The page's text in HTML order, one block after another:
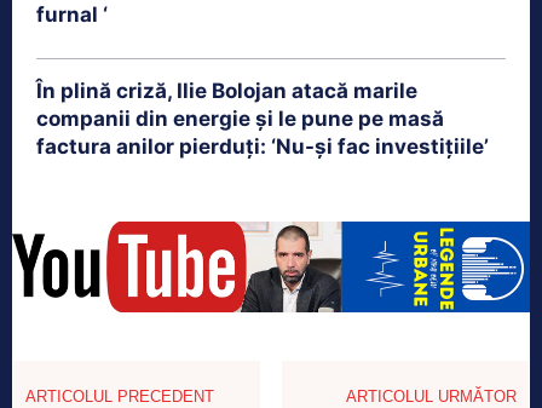
furnal ‘
În plină criză, Ilie Bolojan atacă marile
companii din energie și le pune pe masă
factura anilor pierduți: ‘Nu-și fac investițiile’
ARTICOLUL PRECEDENT ARTICOLUL URMĂTOR